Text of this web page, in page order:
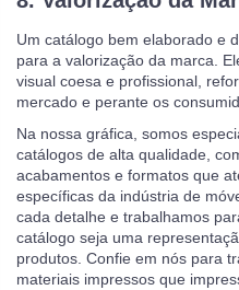
Um catálogo bem elaborado e
para a valorização da marca.
visual coesa e profissional,
mercado e perante os
Na nossa gráfica, somos
catálogos de alta qualidade,
acabamentos e formatos que
específicas da indústria de
cada detalhe e trabalhamos
catálogo seja uma
produtos. Confie em nós para
materiais impressos que